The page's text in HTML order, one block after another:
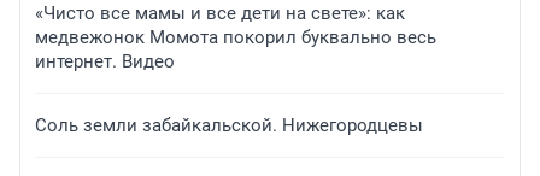
«Чисто все мамы и все дети на свете»: как
медвежонок Момота покорил буквально весь
интернет. Видео
Соль земли забайкальской. Нижегородцевы